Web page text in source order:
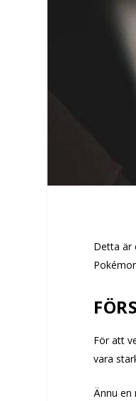
Detta är
För att
vara
Ännu en